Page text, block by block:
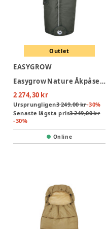
Outlet
EASYGROW
Easygrow Nature Åkpåse - Green Forest
2 274,30 kr
Ursprungligen3 249,00 kr-30%
Senaste lägsta pris3 249,00 kr
-30%
Online